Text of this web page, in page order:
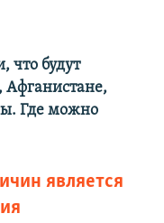
что будут
Где можно
является